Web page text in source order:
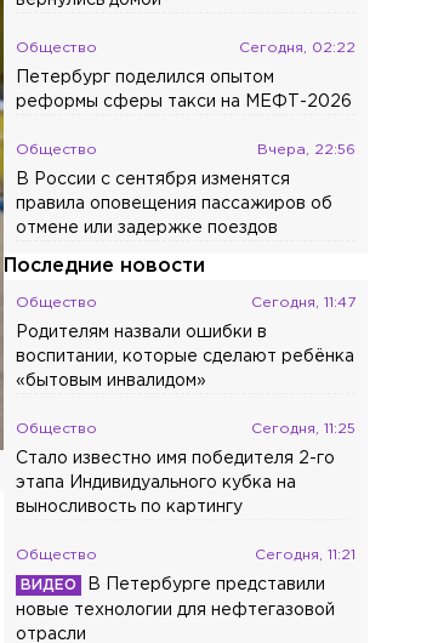
Общество Сегодня, 02:22
Петербург поделился опытом
реформы сферы такси на МЕФТ-2026
Общество Вчера, 22:56
В России с сентября изменятся
правила оповещения пассажиров об
отмене или задержке поездов
Последние новости
Общество Сегодня, 11:47
Родителям назвали ошибки в
воспитании, которые сделают ребёнка
«бытовым инвалидом»
Общество Сегодня, 11:25
Стало известно имя победителя 2-го
этапа Индивидуального кубка на
выносливость по картингу
Общество Сегодня, 11:21
В Петербурге представили
новые технологии для нефтегазовой
отрасли